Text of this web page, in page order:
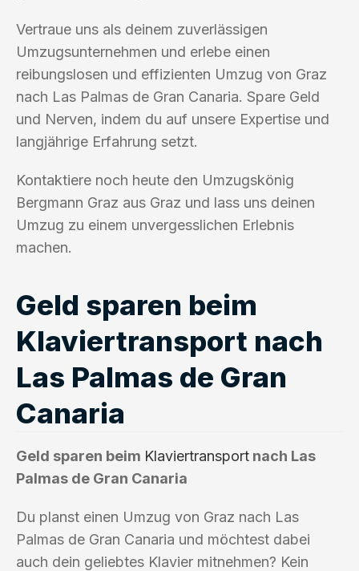
Vertraue uns als deinem zuverlässigen
Umzugsunternehmen und erlebe einen
reibungslosen und effizienten Umzug von Graz
nach Las Palmas de Gran Canaria. Spare Geld
und Nerven, indem du auf unsere Expertise und
langjährige Erfahrung setzt.
Kontaktiere noch heute den Umzugskönig
Bergmann Graz aus Graz und lass uns deinen
Umzug zu einem unvergesslichen Erlebnis
machen.
Geld sparen beim
Klaviertransport nach
Las Palmas de Gran
Canaria
Geld sparen beim Klaviertransport nach Las
Palmas de Gran Canaria
Du planst einen Umzug von Graz nach Las
Palmas de Gran Canaria und möchtest dabei
auch dein geliebtes Klavier mitnehmen? Kein